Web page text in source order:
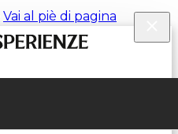
Vai al piè di pagina